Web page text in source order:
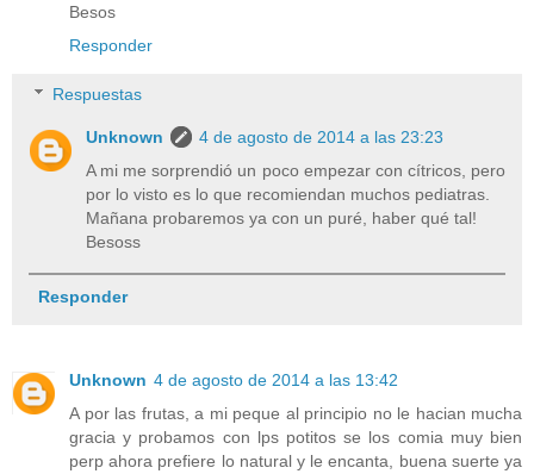
Besos
Responder
Respuestas
Unknown
4 de agosto de 2014 a las 23:23
A mi me sorprendió un poco empezar con cítricos, pero
por lo visto es lo que recomiendan muchos pediatras.
Mañana probaremos ya con un puré, haber qué tal!
Besoss
Responder
Unknown 4 de agosto de 2014 a las 13:42
A por las frutas, a mi peque al principio no le hacian mucha
gracia y probamos con lps potitos se los comia muy bien
perp ahora prefiere lo natural y le encanta, buena suerte ya